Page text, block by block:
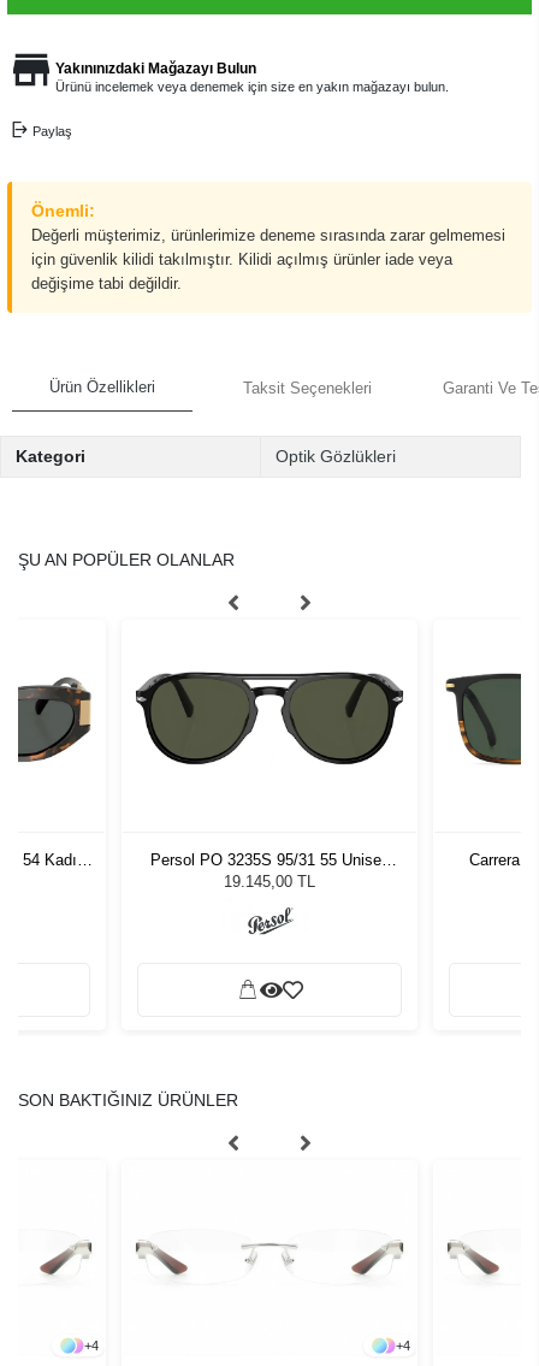
Yakınınızdaki Mağazayı Bulun
Ürünü incelemek veya denemek için size en yakın mağazayı bulun.
Paylaş
Önemli:
Değerli müşterimiz, ürünlerimize deneme sırasında zarar gelmemesi
için güvenlik kilidi takılmıştır. Kilidi açılmış ürünler iade veya
değişime tabi değildir.
Ürün Özellikleri Taksit Seçenekleri Garanti Ve
Kategori Optik Gözlükleri
ŞU AN POPÜLER OLANLAR
54 Kadın
Persol PO 3235S 95/31 55 Unisex
Güneş Gözlüğü
19.145,00 TL
Carrera
SON BAKTIĞINIZ ÜRÜNLER
+4 +4